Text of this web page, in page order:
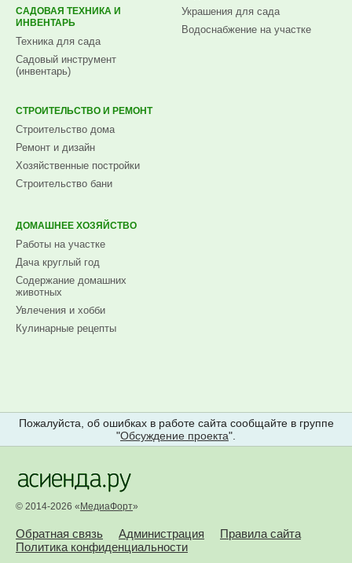
САДОВАЯ ТЕХНИКА И
ИНВЕНТАРЬ
Техника для сада
Садовый инструмент
(инвентарь)
Украшения для сада
Водоснабжение на участке
СТРОИТЕЛЬСТВО И РЕМОНТ
Строительство дома
Ремонт и дизайн
Хозяйственные постройки
Строительство бани
ДОМАШНЕЕ ХОЗЯЙСТВО
Работы на участке
Дача круглый год
Содержание домашних
животных
Увлечения и хобби
Кулинарные рецепты
Пожалуйста, об ошибках в работе сайта сообщайте в группе
"Обсуждение проекта".
© 2014-2026 «МедиаФорт»
Обратная связь Администрация
Правила сайта
Политика конфиденциальности